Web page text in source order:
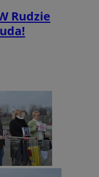
Rudzie